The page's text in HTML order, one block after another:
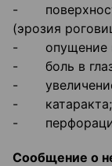
-
(эрозия
- опущение
- боль в
- увеличение
-
-
Сообщение о